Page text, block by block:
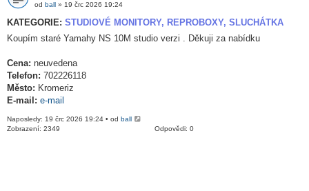
od ball » 19 črc 2026 19:24
KATEGORIE: STUDIOVÉ MONITORY, REPROBOXY, SLUCHÁTKA
Koupím staré Yamahy NS 10M studio verzi . Děkuji za nabídku
Cena: neuvedena
Telefon: 702226118
Město: Kromeriz
E-mail: e-mail
Naposledy: 19 črc 2026 19:24 • od ball
Odpovědi: 0
Zobrazení: 2349